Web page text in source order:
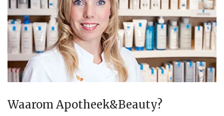
Waarom Apotheek&Beauty?